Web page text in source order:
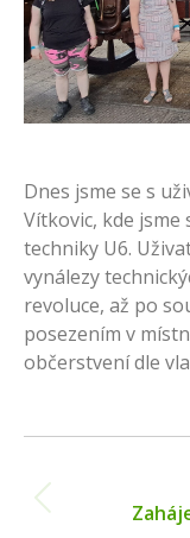
Dnes jsme se s
Vítkovic, kde jsme
techniky U6.
vynálezy
revoluce, až po
posezením v
občerstvení dle
navigation